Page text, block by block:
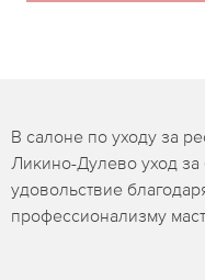
В салоне по уходу за
Ликино-Дулево уход за
удовольствие
профессионализму